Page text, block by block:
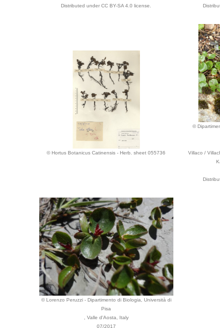
Distributed under CC BY-SA 4.0 license.
© Hortus Botanicus Catinensis - Herb. sheet 055736
©
Villaco /
© Lorenzo Peruzzi - Dipartimento di Biologia, Università di
Pisa
, Valle d'Aosta, Italy
07/2017